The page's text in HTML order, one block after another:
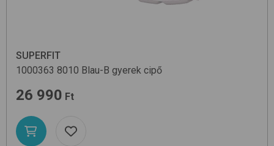
SUPERFIT
1000363 8010 Blau-B gyerek cipő
26 990 Ft